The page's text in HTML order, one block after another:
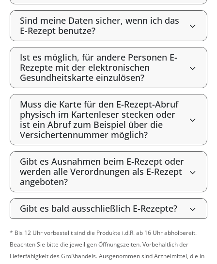
Sind meine Daten sicher, wenn ich das
E-Rezept benutze?
Ist es möglich, für andere Personen E-
Rezepte mit der elektronischen
Gesundheitskarte einzulösen?
Muss die Karte für den E-Rezept-Abruf
physisch im Kartenleser stecken oder
ist ein Abruf zum Beispiel über die
Versichertennummer möglich?
Gibt es Ausnahmen beim E-Rezept oder
werden alle Verordnungen als E-Rezept
angeboten?
Gibt es bald ausschließlich E-Rezepte?
* Bis 12 Uhr vorbestellt sind die Produkte i.d.R. ab 16 Uhr abholbereit.
Beachten Sie bitte die jeweiligen Öffnungszeiten. Vorbehaltlich der
Lieferfähigkeit des Großhandels. Ausgenommen sind Arzneimittel, die in